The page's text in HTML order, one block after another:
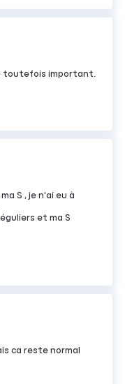
toutefois important.
S , je n'ai eu à
et ma S
ca reste normal